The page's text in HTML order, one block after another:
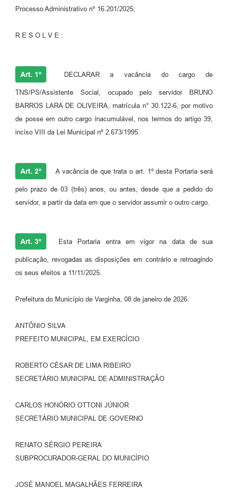
Processo Administrativo nº 16.201/2025;
R E S O L V E :
Art. 1º DECLARAR a vacância do cargo de
TNS/PS/Assistente Social, ocupado pelo servidor BRUNO
BARROS LARA DE OLIVEIRA, matrícula n° 30.122-6, por motivo
de posse em outro cargo inacumulável, nos termos do artigo 39,
inciso VIII da Lei Municipal nº 2.673/1995.
Art. 2º A vacância de que trata o art. 1º desta Portaria será
pelo prazo de 03 (três) anos, ou antes, desde que a pedido do
servidor, a partir da data em que o servidor assumir o outro cargo.
Art. 3º Esta Portaria entra em vigor na data de sua
publicação, revogadas as disposições em contrário e retroagindo
os seus efeitos a 11/11/2025.
Prefeitura do Município de Varginha, 08 de janeiro de 2026.
ANTÔNIO SILVA
PREFEITO MUNICIPAL, EM EXERCÍCIO
ROBERTO CÉSAR DE LIMA RIBEIRO
SECRETÁRIO MUNICIPAL DE ADMINISTRAÇÃO
CARLOS HONÓRIO OTTONI JÚNIOR
SECRETÁRIO MUNICIPAL DE GOVERNO
RENATO SÉRGIO PEREIRA
SUBPROCURADOR-GERAL DO MUNICÍPIO
JOSÉ MANOEL MAGALHÃES FERREIRA